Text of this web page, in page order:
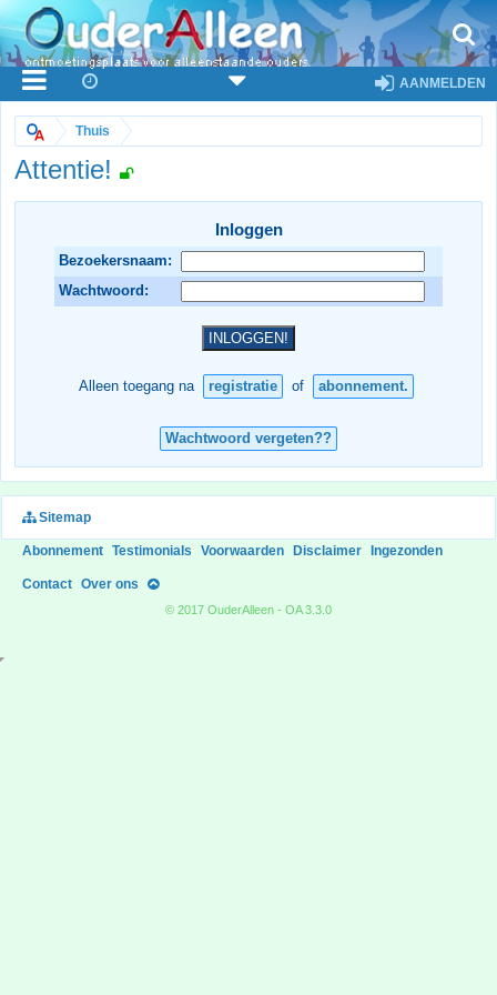
AANMELDEN
Thuis
Attentie!
Inloggen
Bezoekersnaam:
Wachtwoord:
Alleen toegang na registratie of abonnement.
Wachtwoord vergeten??
Sitemap
Abonnement Testimonials Voorwaarden Disclaimer Ingezonden
Contact Over ons
© 2017 OuderAlleen - OA 3.3.0